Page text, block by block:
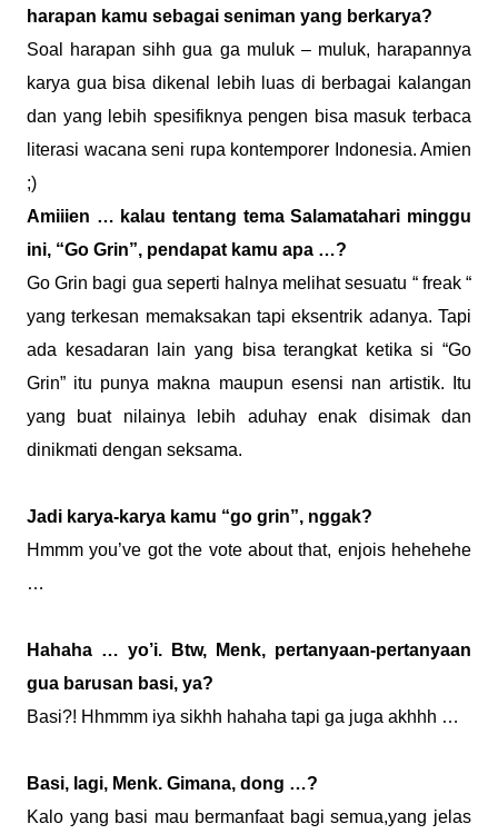
harapan kamu sebagai seniman yang berkarya?
Soal harapan sihh gua ga muluk – muluk, harapannya
karya gua bisa dikenal lebih luas di berbagai kalangan
dan yang lebih spesifiknya pengen bisa masuk terbaca
literasi wacana seni rupa kontemporer Indonesia. Amien
;)
Amiiien … kalau tentang tema Salamatahari minggu
ini, “Go Grin”, pendapat kamu apa …?
Go Grin bagi gua seperti halnya melihat sesuatu “ freak “
yang terkesan memaksakan tapi eksentrik adanya. Tapi
ada kesadaran lain yang bisa terangkat ketika si “Go
Grin” itu punya makna maupun esensi nan artistik. Itu
yang buat nilainya lebih aduhay enak disimak dan
dinikmati dengan seksama.
Jadi karya-karya kamu “go grin”, nggak?
Hmmm you’ve got the vote about that, enjois hehehehe
…
Hahaha … yo’i. Btw, Menk, pertanyaan-pertanyaan
gua barusan basi, ya?
Basi?! Hhmmm iya sikhh hahaha tapi ga juga akhhh …
Basi, lagi, Menk. Gimana, dong …?
Kalo yang basi mau bermanfaat bagi semua,yang jelas